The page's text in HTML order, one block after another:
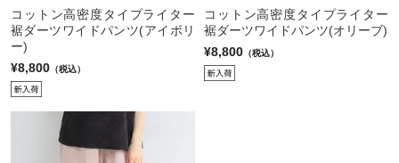
コットン高密度タイプライター
裾ダーツワイドパンツ(アイボリ
ー)
¥8,800 （税込）
コットン高密度タイプライター
裾ダーツワイドパンツ(オリーブ)
¥8,800 （税込）